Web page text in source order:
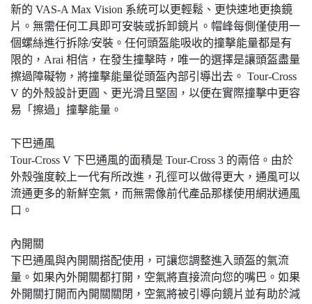
新的 VAS-A Max Vision 系統可以更輕鬆、更快速地更換鏡
片。無需任何工具即可安裝或拆卸鏡片。帽峰每側僅使用一
個螺絲進行拆除/安裝。任何頭盔能吸收的撞擊能量都是有
限的，Arai 相信，在發生撞擊時，唯一的選擇是讓頭盔盡量
擦過障礙物，將撞擊能量從頭盔內部引導出去。 Tour-Cross
V 的外殼設計更圓、更光滑且堅固，以便在實際撞擊中更容
易「擦過」撞擊能量。
下巴通風
Tour-Cross V 下巴通風的面積是 Tour-Cross 3 的兩倍。由於
外殼強度較上一代有所改進，孔徑可以做得更大，通風可以
流通更多的新鮮空氣，而無需像前代產品那樣使用網狀通風
口。
內開關
下巴通風與內開關搭配使用，可讓您調整進入頭盔的氣流
量。如果內外開關都打開，空氣將直接流向您的嘴巴。如果
外開關打開而內開關關閉，空氣將被引導向鏡片並有助於減